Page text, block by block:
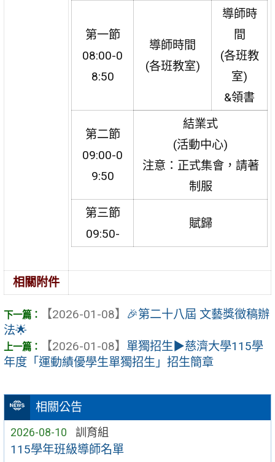
相關公告
2026-08-10 訓育組
115學年班級導師名單
第一節
08:00-0
8:50
導師時間
(各班教室)
導師時
間
(各班教
室)
&領書
第二節
09:00-0
9:50
結業式
(活動中心)
注意：正式集會，請著
制服
第三節
09:50-
賦歸
相關附件
【2026-01-08】 🎉第二十八屆 文藝獎徵稿辦
法🌟
【2026-01-08】 單獨招生▶︎慈濟大學115學
年度「運動績優學生單獨招生」招生簡章